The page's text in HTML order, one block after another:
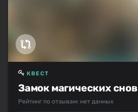
Замок магических снов
КВЕСТ
Рейтинг по отзывам: нет данных